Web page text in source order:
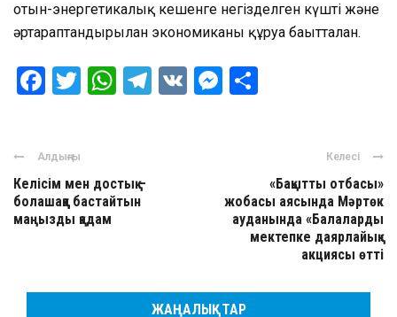
отын-энергетикалық кешенге негізделген күшті және
әртараптандырылған экономиканы құруға бағытталған.
Facebook
Twitter
WhatsApp
Telegram
VK Messenger
Алдыңғы
Келісім мен достық –
болашаққа бастайтын
маңызды қадам
Келесі
«Бақытты отбасы»
жобасы аясында Мәртөк
ауданында «Балаларды
мектепке даярлайық»
акциясы өтті
ЖАҢАЛЫҚТАР